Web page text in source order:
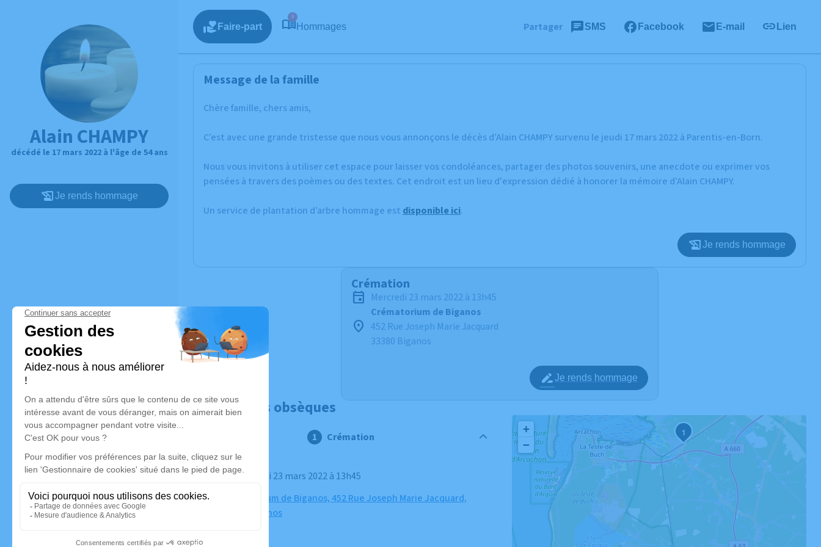
Alain CHAMPY
décédé le 17 mars 2022 à l'âge de 54 ans
Je rends hommage
Faire-part
9
Hommages Partager SMS Facebook E-mail Lien
Message de la famille
Chère famille, chers amis,
C’est avec une grande tristesse que nous vous annonçons le décès d’Alain CHAMPY survenu le jeudi 17 mars 2022 à Parentis-en-Born.
Nous vous invitons à utiliser cet espace pour laisser vos condoléances, partager des photos souvenirs, une anecdote ou exprimer vos
pensées à travers des poèmes ou des textes. Cet endroit est un lieu d'expression dédié à honorer la mémoire d’Alain CHAMPY.
Un service de plantation d’arbre hommage est disponible ici.
Je rends hommage
Crémation
mercredi 23 mars 2022 à 13h45
Crématorium de Biganos
452 Rue Joseph Marie Jacquard
33380 Biganos
Je rends hommage
Déroulé des obsèques
Crémation
Le mercredi 23 mars 2022 à 13h45
Crématorium de Biganos, 452 Rue Joseph Marie Jacquard,
33380 Biganos
1
+
−